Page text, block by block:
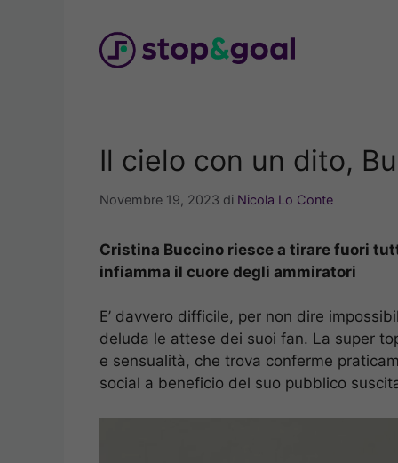
Il cielo con un dito,
Novembre 19, 2023 di Nicola Lo Conte
Cristina Buccino riesce a tirare fuori
infiamma il cuore degli ammiratori
E’ davvero difficile, per non dire
deluda le attese dei suoi fan. La super
e sensualità, che trova conferme
social a beneficio del suo pubblico